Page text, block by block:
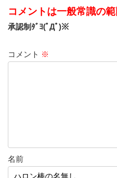
コメントは一般常識の
承認制ﾀﾞﾖ(ﾟДﾟ)※
コメント ※
名前